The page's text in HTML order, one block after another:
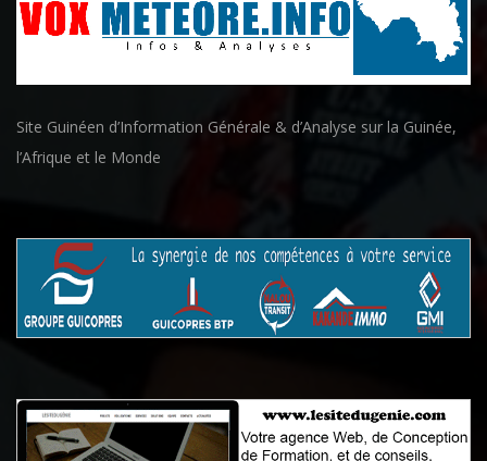
Site Guinéen d’Information Générale & d’Analyse sur la Guinée,
l’Afrique et le Monde